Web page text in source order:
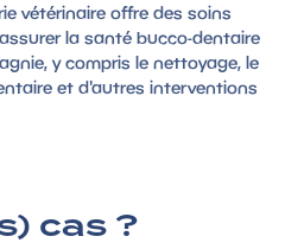
vétérinaire offre des soins
la santé bucco-dentaire
y compris le nettoyage, le
et d'autres interventions
cas ?